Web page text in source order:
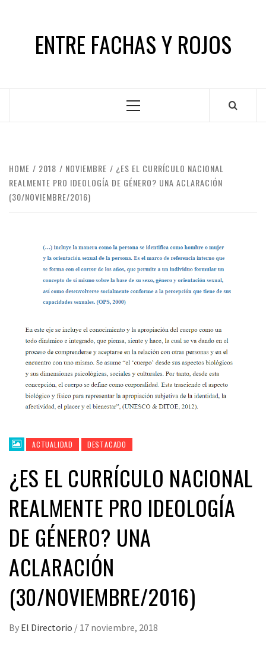
ENTRE FACHAS Y ROJOS
Primary
HOME 2018 NOVIEMBRE
¿ES EL CURRÍCULO NACIONAL
REALMENTE PRO IDEOLOGÍA DE GÉNERO? UNA ACLARACIÓN
(30/NOVIEMBRE/2016)
ACTUALIDAD DESTACADO
¿ES EL CURRÍCULO NACIONAL
REALMENTE PRO IDEOLOGÍA
DE GÉNERO? UNA
ACLARACIÓN
(30/NOVIEMBRE/2016)
By El Directorio / 17 noviembre, 2018